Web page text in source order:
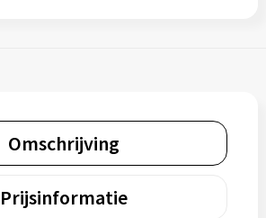
Omschrijving
Prijsinformatie